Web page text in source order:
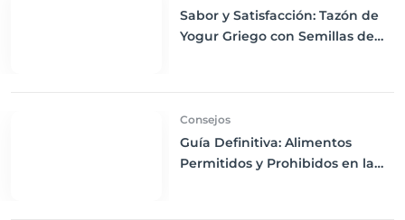
Sabor y Satisfacción: Tazón de
Yogur Griego con Semillas de
Consejos
Guía Definitiva: Alimentos
Permitidos y Prohibidos en la